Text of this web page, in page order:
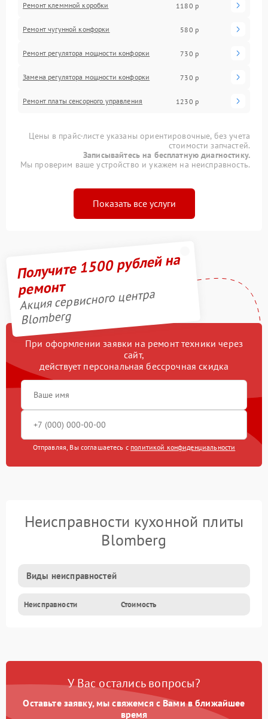
Ремонт клеммной коробки 1180 р
Ремонт чугунной конфорки 580 р
Ремонт регулятора мощности конфорки 730 р
Замена регулятора мощности конфорки 730 р
Ремонт платы сенсорного управления 1230 р
Цены в прайс-листе указаны ориентировочные, без учета
стоимости запчастей.
Записывайтесь на бесплатную диагностику.
Мы проверим ваше устройство и укажем на неисправность.
Показать все услуги
Получите 1500 рублей на
ремонт
Акция сервисного центра
Blomberg
При оформлении заявки на ремонт техники через
сайт,
действует персональная бессрочная скидка
Отправляя, Вы соглашаетесь с политикой конфиденциальности
Неисправности кухонной плиты
Blomberg
Виды неисправностей
Неисправности Стоимость
У Вас остались вопросы?
Оставьте заявку, мы свяжемся с Вами в ближайшее
время